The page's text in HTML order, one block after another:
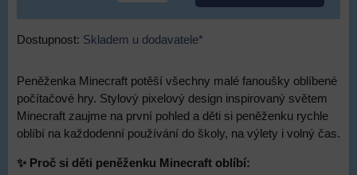
Dostupnost: Skladem u dodavatele*
Peněženka Minecraft potěší všechny malé fanoušky oblíbené
počítačové hry. Stylový pixelový design inspirovaný světem
Minecraft zaujme na první pohled a děti si peněženku rychle
oblíbí na každodenní používání do školy, na výlety i volný čas.
✨ Proč si děti peněženku Minecraft oblíbí: